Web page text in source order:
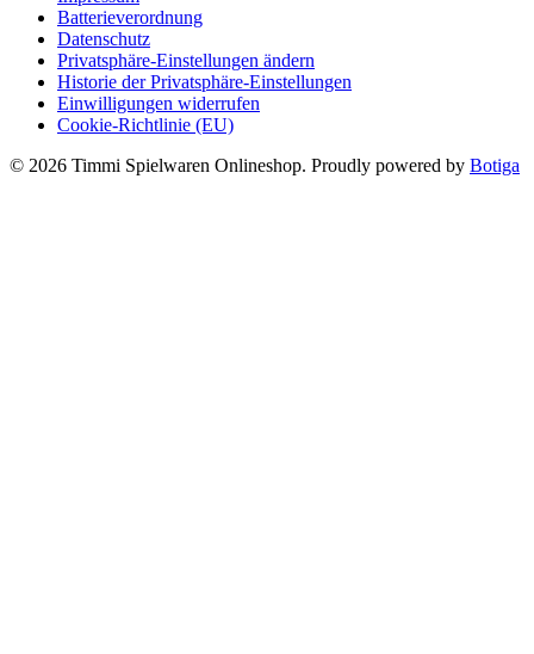
Batterieverordnung
Datenschutz
Privatsphäre-Einstellungen ändern
Historie der Privatsphäre-Einstellungen
Einwilligungen widerrufen
Cookie-Richtlinie (EU)
© 2026 Timmi Spielwaren Onlineshop. Proudly powered by Botiga